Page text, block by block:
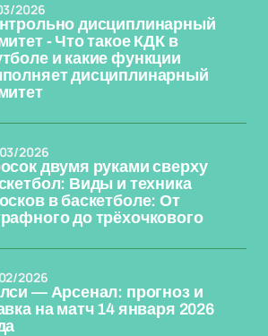
дисциплинарный
- Что такое КДК в
и какие функции
дисциплинарный
2026
двумя руками сверху
Виды и техника
в баскетболе: От
до трёхочкового
2026
— Арсенал: прогноз и
на матч 14 января 2026
2026